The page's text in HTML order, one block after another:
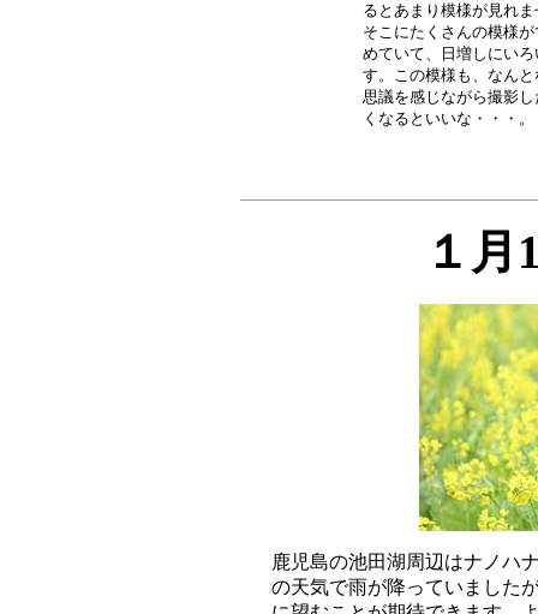
るとあまり模様が見れ
そこにたくさんの模様
めていて、日増しにい
す。この模様も、なん
思議を感じながら撮影
１月
鹿児島の池田湖周辺はナノハ
の天気で雨が降っていました